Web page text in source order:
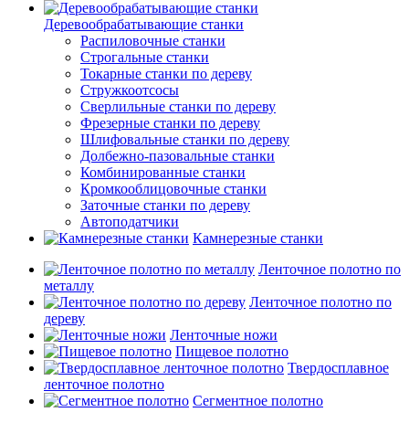
Деревообрабатывающие станки
Распиловочные станки
Строгальные станки
Токарные станки по дереву
Стружкоотсосы
Сверлильные станки по дереву
Фрезерные станки по дереву
Шлифовальные станки по дереву
Долбежно-пазовальные станки
Комбинированные станки
Кромкооблицовочные станки
Заточные станки по дереву
Автоподатчики
Камнерезные станки
Ленточное полотно по
металлу
Ленточное полотно по
дереву
Ленточные ножи
Пищевое полотно
Твердосплавное
ленточное полотно
Сегментное полотно